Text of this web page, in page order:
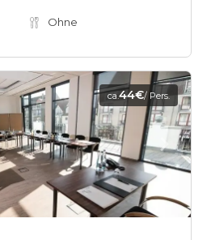
Ohne
ca.44€/ Pers.